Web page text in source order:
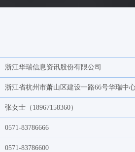
实业有限公司
货有限公司
期货有限公司
)实业有限公司
易特贸易有限公司
浙江华瑞信息资讯股份有限公司
浙江省杭州市萧山区建设一路66号华瑞中
张女士（18967158360）
0571-83786666
0571-83786600